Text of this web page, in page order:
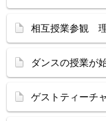
相互授業参観 理
ダンスの授業が
ゲストティーチ